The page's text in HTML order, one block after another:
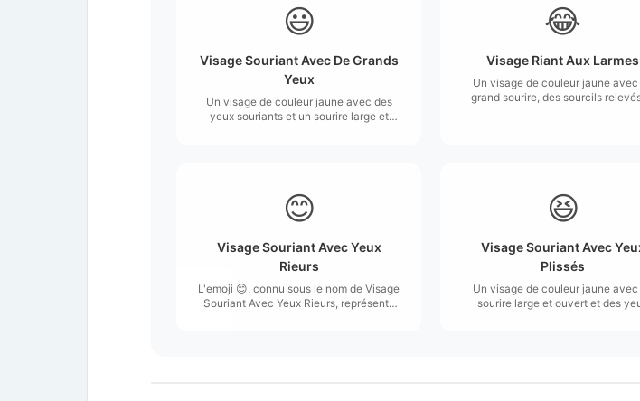
😃
Visage Souriant Avec De Grands
Yeux
Un visage de couleur jaune avec des
yeux souriants et un sourire large et
😂
Visage Riant Aux Larmes
Un visage de couleur jaune avec
grand sourire, des sourcils
😊
Visage Souriant Avec Yeux
Rieurs
L'emoji 😊, connu sous le nom de Visage
Souriant Avec Yeux Rieurs, représente
😆
Visage Souriant Avec
Plissés
Un visage de couleur jaune avec
sourire large et ouvert et des